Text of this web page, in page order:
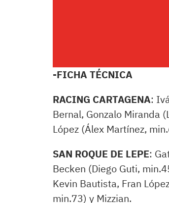
-FICHA TÉCNICA
RACING CARTAGENA:
Bernal, Gonzalo Miranda
López (Álex Martínez,
SAN ROQUE DE LEPE:
Becken (Diego Guti,
Kevin Bautista, Fran
min.73) y Mizzian.